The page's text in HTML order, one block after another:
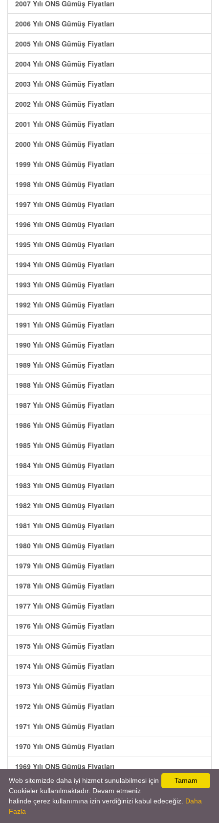
2007 Yılı ONS Gümüş Fiyatları
2006 Yılı ONS Gümüş Fiyatları
2005 Yılı ONS Gümüş Fiyatları
2004 Yılı ONS Gümüş Fiyatları
2003 Yılı ONS Gümüş Fiyatları
2002 Yılı ONS Gümüş Fiyatları
2001 Yılı ONS Gümüş Fiyatları
2000 Yılı ONS Gümüş Fiyatları
1999 Yılı ONS Gümüş Fiyatları
1998 Yılı ONS Gümüş Fiyatları
1997 Yılı ONS Gümüş Fiyatları
1996 Yılı ONS Gümüş Fiyatları
1995 Yılı ONS Gümüş Fiyatları
1994 Yılı ONS Gümüş Fiyatları
1993 Yılı ONS Gümüş Fiyatları
1992 Yılı ONS Gümüş Fiyatları
1991 Yılı ONS Gümüş Fiyatları
1990 Yılı ONS Gümüş Fiyatları
1989 Yılı ONS Gümüş Fiyatları
1988 Yılı ONS Gümüş Fiyatları
1987 Yılı ONS Gümüş Fiyatları
1986 Yılı ONS Gümüş Fiyatları
1985 Yılı ONS Gümüş Fiyatları
1984 Yılı ONS Gümüş Fiyatları
1983 Yılı ONS Gümüş Fiyatları
1982 Yılı ONS Gümüş Fiyatları
1981 Yılı ONS Gümüş Fiyatları
1980 Yılı ONS Gümüş Fiyatları
1979 Yılı ONS Gümüş Fiyatları
1978 Yılı ONS Gümüş Fiyatları
1977 Yılı ONS Gümüş Fiyatları
1976 Yılı ONS Gümüş Fiyatları
1975 Yılı ONS Gümüş Fiyatları
1974 Yılı ONS Gümüş Fiyatları
1973 Yılı ONS Gümüş Fiyatları
1972 Yılı ONS Gümüş Fiyatları
1971 Yılı ONS Gümüş Fiyatları
1970 Yılı ONS Gümüş Fiyatları
1969 Yılı ONS Gümüş Fiyatları
1968 Yılı ONS Gümüş Fiyatları
Tamam
Web sitemizde daha iyi hizmet sunulabilmesi için
Cookieler kullanılmaktadır. Devam etmeniz
halinde çerez kullanımına izin verdiğinizi kabul edeceğiz. Daha
Fazla